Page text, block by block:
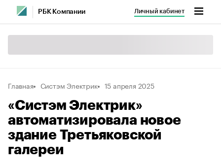
РБК Компании Личный кабинет
Главная Систэм Электрик 15 апреля 2025
«Систэм Электрик»
автоматизировала новое
здание Третьяковской
галереи